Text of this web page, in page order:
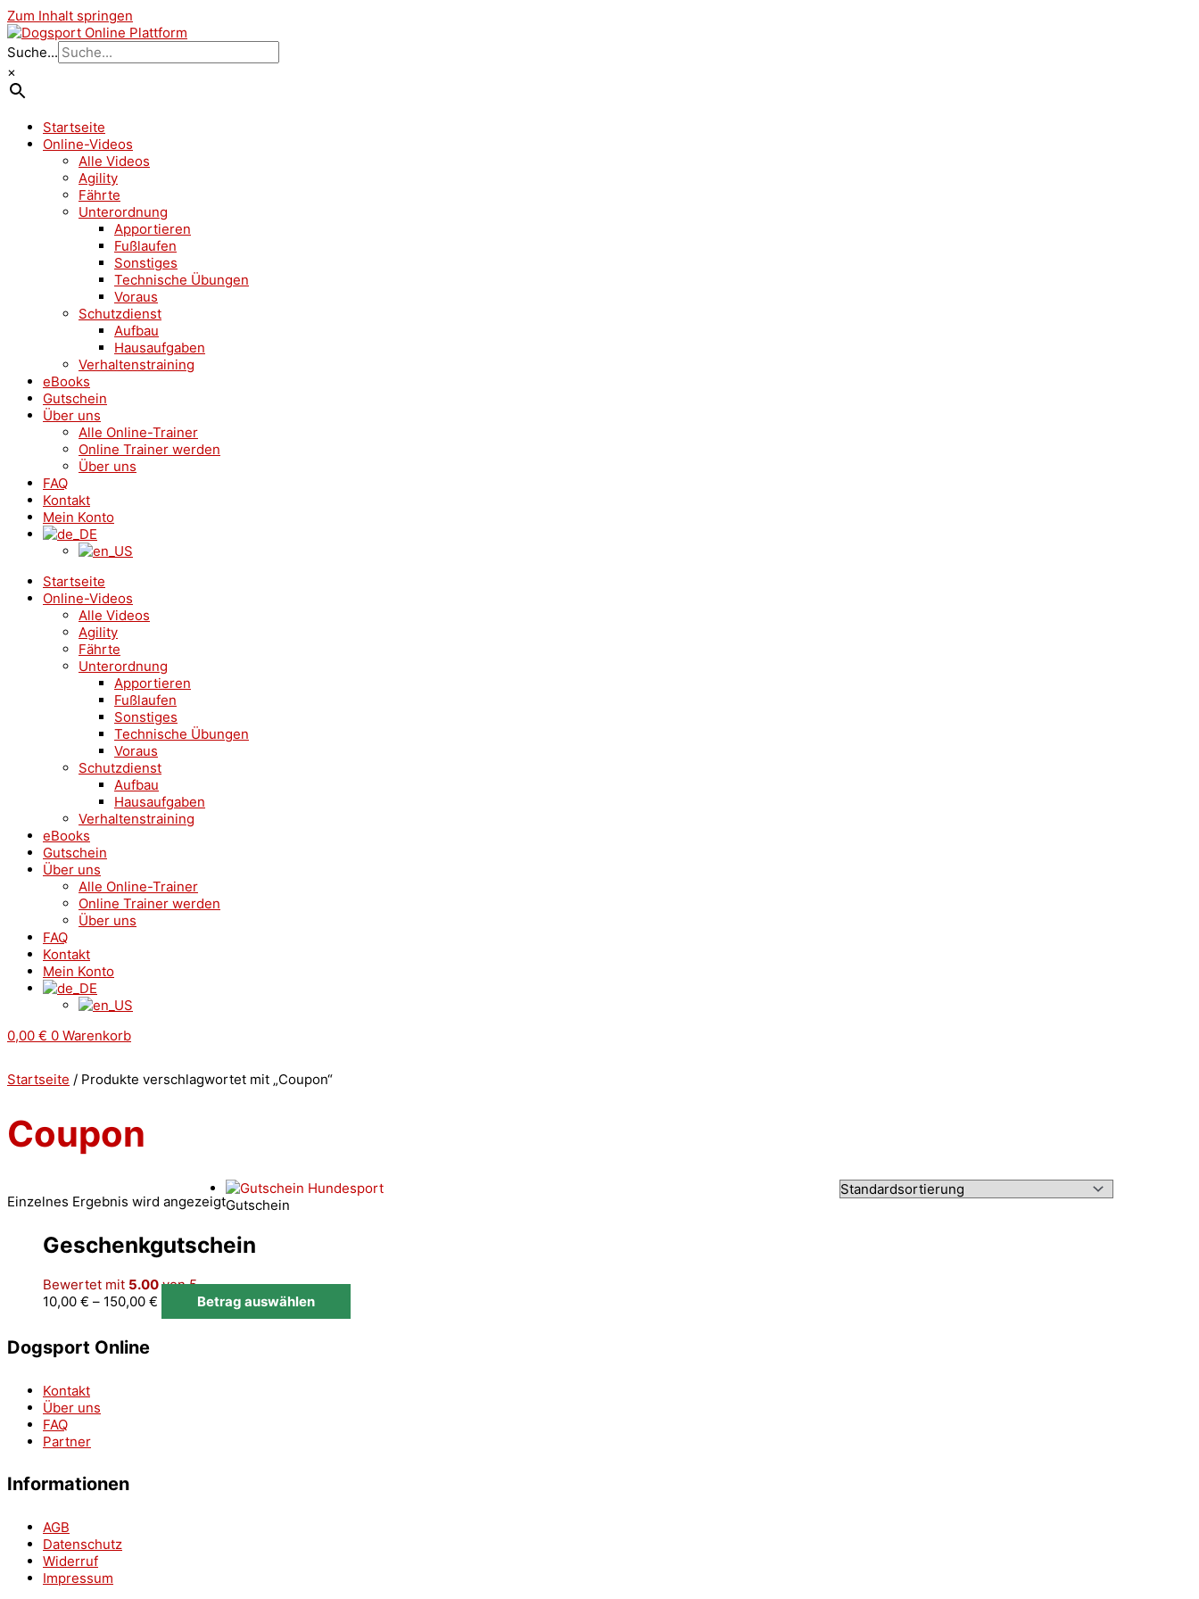
Zum Inhalt springen
Suche...
×
Startseite
Online-Videos
Alle Videos
Agility
Fährte
Unterordnung
Apportieren
Fußlaufen
Sonstiges
Technische Übungen
Voraus
Schutzdienst
Aufbau
Hausaufgaben
Verhaltenstraining
eBooks
Gutschein
Über uns
Alle Online-Trainer
Online Trainer werden
Über uns
FAQ
Kontakt
Mein Konto
Startseite
Online-Videos
Alle Videos
Agility
Fährte
Unterordnung
Apportieren
Fußlaufen
Sonstiges
Technische Übungen
Voraus
Schutzdienst
Aufbau
Hausaufgaben
Verhaltenstraining
eBooks
Gutschein
Über uns
Alle Online-Trainer
Online Trainer werden
Über uns
FAQ
Kontakt
Mein Konto
0,00 € 0 Warenkorb
Startseite / Produkte verschlagwortet mit „Coupon“
Coupon
Einzelnes Ergebnis wird angezeigtGutschein
Geschenkgutschein
Bewertet mit 5.00von 5
10,00 € – 150,00 € Betrag auswählen
Dogsport Online
Kontakt
Über uns
FAQ
Partner
Informationen
AGB
Datenschutz
Widerruf
Impressum